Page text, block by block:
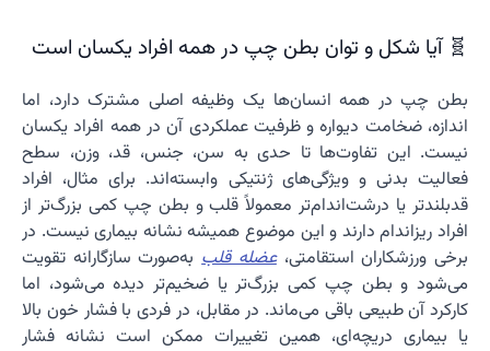
🧬 آیا شکل و توان بطن چپ در همه افراد یکسان است
بطن چپ در همه انسان‌ها یک وظیفه اصلی مشترک دارد، اما
اندازه، ضخامت دیواره و ظرفیت عملکردی آن در همه افراد یکسان
نیست. این تفاوت‌ها تا حدی به سن، جنس، قد، وزن، سطح
فعالیت بدنی و ویژگی‌های ژنتیکی وابسته‌اند. برای مثال، افراد
قدبلندتر یا درشت‌اندام‌تر معمولاً قلب و بطن چپ کمی بزرگ‌تر از
افراد ریزاندام دارند و این موضوع همیشه نشانه بیماری نیست. در
برخی ورزشکاران استقامتی،عضله قلببه‌صورت سازگارانه تقویت
می‌شود و بطن چپ کمی بزرگ‌تر یا ضخیم‌تر دیده می‌شود، اما
کارکرد آن طبیعی باقی می‌ماند. در مقابل، در فردی با فشار خون بالا
یا بیماری دریچه‌ای، همین تغییرات ممکن است نشانه فشار